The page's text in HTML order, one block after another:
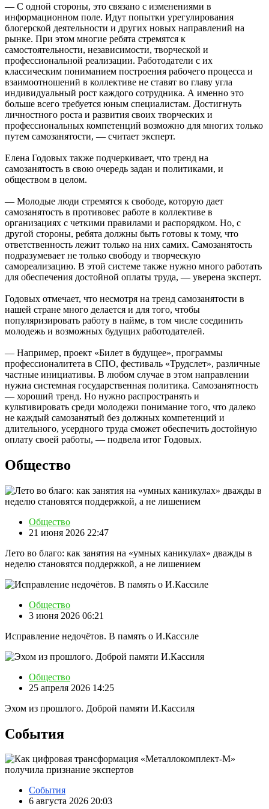
— С одной стороны, это связано с изменениями в
информационном поле. Идут попытки урегулирования
блогерской деятельности и других новых направлений на
рынке. При этом многие ребята стремятся к
самостоятельности, независимости, творческой и
профессиональной реализации. Работодатели с их
классическим пониманием построения рабочего процесса и
взаимоотношений в коллективе не ставят во главу угла
индивидуальный рост каждого сотрудника. А именно это
больше всего требуется юным специалистам. Достигнуть
личностного роста и развития своих творческих и
профессиональных компетенций возможно для многих только
путем самозанятости, — считает эксперт.
Елена Годовых также подчеркивает, что тренд на
самозанятость в свою очередь задан и политиками, и
обществом в целом.
— Молодые люди стремятся к свободе, которую дает
самозанятость в противовес работе в коллективе в
организациях с четкими правилами и распорядком. Но, с
другой стороны, ребята должны быть готовы к тому, что
ответственность лежит только на них самих. Самозанятость
подразумевает не только свободу и творческую
самореализацию. В этой системе также нужно много работать
для обеспечения достойной оплаты труда, — уверена эксперт.
Годовых отмечает, что несмотря на тренд самозанятости в
нашей стране много делается и для того, чтобы
популяризировать работу в найме, в том числе соединить
молодежь и возможных будущих работодателей.
— Например, проект «Билет в будущее», программы
профессионалитета в СПО, фестиваль «Трудслет», различные
частные инициативы. В любом случае в этом направлении
нужна системная государственная политика. Самозанятность
— хороший тренд. Но нужно распространять и
культивировать среди молодежи понимание того, что далеко
не каждый самозанятый без должных компетенций и
длительного, усердного труда сможет обеспечить достойную
оплату своей работы, — подвела итог Годовых.
Общество
Общество
21 июня 2026 22:47
Лето во благо: как занятия на «умных каникулах» дважды в
неделю становятся поддержкой, а не лишением
Общество
3 июня 2026 06:21
Исправление недочётов. В память о И.Кассиле
Общество
25 апреля 2026 14:25
Эхом из прошлого. Доброй памяти И.Кассиля
События
События
6 августа 2026 20:03